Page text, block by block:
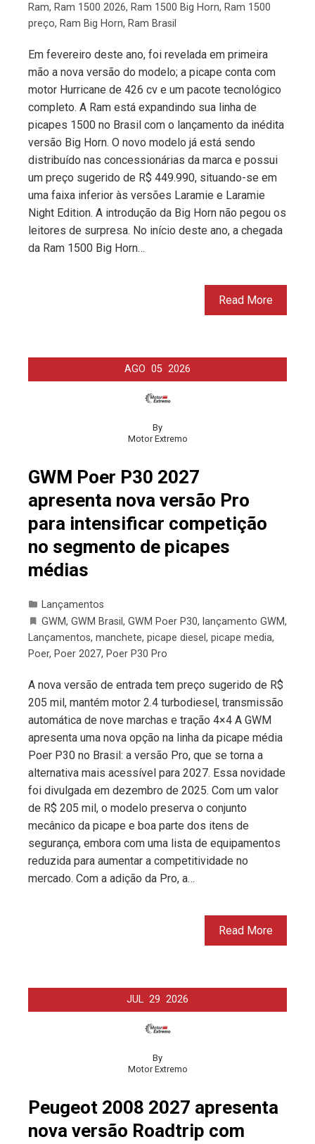
Ram, Ram 1500 2026, Ram 1500 Big Horn, Ram 1500
preço, Ram Big Horn, Ram Brasil
Em fevereiro deste ano, foi revelada em primeira
mão a nova versão do modelo; a picape conta com
motor Hurricane de 426 cv e um pacote tecnológico
completo. A Ram está expandindo sua linha de
picapes 1500 no Brasil com o lançamento da inédita
versão Big Horn. O novo modelo já está sendo
distribuído nas concessionárias da marca e possui
um preço sugerido de R$ 449.990, situando-se em
uma faixa inferior às versões Laramie e Laramie
Night Edition. A introdução da Big Horn não pegou os
leitores de surpresa. No início deste ano, a chegada
da Ram 1500 Big Horn…
Read More
AGO 05 2026
By
Motor Extremo
GWM Poer P30 2027
apresenta nova versão Pro
para intensificar competição
no segmento de picapes
médias
Lançamentos
GWM, GWM Brasil , GWM Poer P30, lançamento GWM,
Lançamentos, manchete, picape diesel , picape media,
Poer, Poer 2027, Poer P30 Pro
A nova versão de entrada tem preço sugerido de R$
205 mil, mantém motor 2.4 turbodiesel, transmissão
automática de nove marchas e tração 4×4 A GWM
apresenta uma nova opção na linha da picape média
Poer P30 no Brasil: a versão Pro, que se torna a
alternativa mais acessível para 2027. Essa novidade
foi divulgada em dezembro de 2025. Com um valor
de R$ 205 mil, o modelo preserva o conjunto
mecânico da picape e boa parte dos itens de
segurança, embora com uma lista de equipamentos
reduzida para aumentar a competitividade no
mercado. Com a adição da Pro, a…
Read More
JUL 29 2026
By
Motor Extremo
Peugeot 2008 2027 apresenta
nova versão Roadtrip com